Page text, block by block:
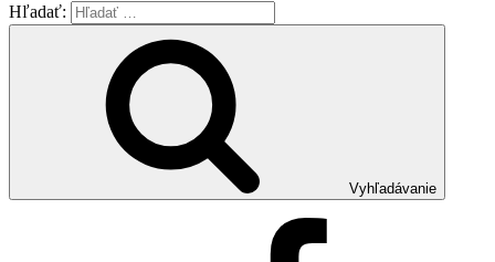
Hľadať:
Vyhľadávanie